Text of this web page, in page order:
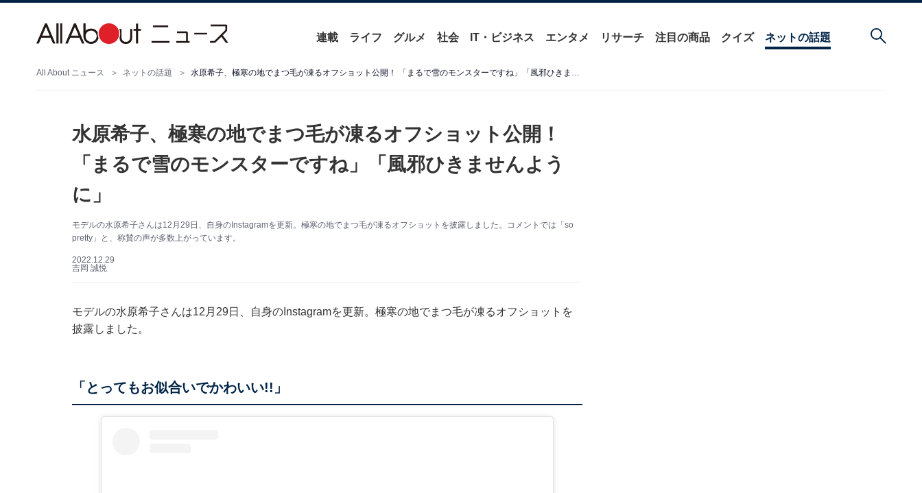
連載 ライフ グルメ 社会 IT・ビジネス エンタメ リサーチ 注目の商品 クイズ ネットの話題
All About ニュース ネットの話題 水原希子、極寒の地でまつ毛が凍るオフショット公開！ 「まるで雪のモンスターですね」「風邪ひきませんように」
水原希子、極寒の地でまつ毛が凍るオフショット公開！
「まるで雪のモンスターですね」「風邪ひきませんよう
に」
モデルの水原希子さんは12月29日、自身のInstagramを更新。極寒の地でまつ毛が凍るオフショットを披露しました。コメントでは「so
pretty」と、称賛の声が多数上がっています。
2022.12.29
吉岡 誠悦
モデルの水原希子さんは12月29日、自身のInstagramを更新。極寒の地でまつ毛が凍るオフショットを
披露しました。
「とってもお似合いでかわいい!!」